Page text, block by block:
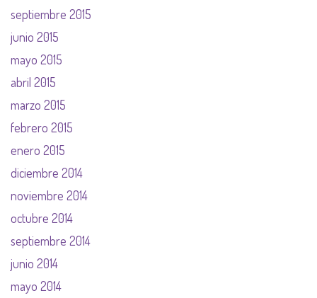
septiembre 2015
junio 2015
mayo 2015
abril 2015
marzo 2015
febrero 2015
enero 2015
diciembre 2014
noviembre 2014
octubre 2014
septiembre 2014
junio 2014
mayo 2014